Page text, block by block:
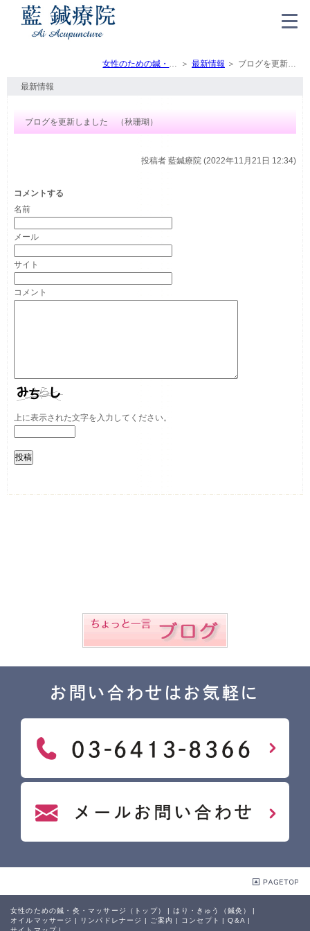
女性のための鍼・灸・マッサージ（トップ） 最新情報 ブログを更新しました （秋珊瑚）
最新情報
ブログを更新しました （秋珊瑚）
投稿者 藍鍼療院 (2022年11月21日 12:34)
コメントする
名前
メール
サイト
上に表示された文字を入力してください。
コメント
お問い合わせはお気軽に
女性のための鍼・灸・マッサージ（トップ） はり・きゅう（鍼灸）
オイルマッサージ
リンパドレナージ ご案内 コンセプト Q&A